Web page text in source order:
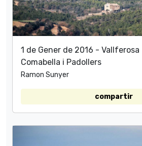
1 de Gener de 2016 - Vallferosa
Comabella i Padollers
Ramon Sunyer
compartir